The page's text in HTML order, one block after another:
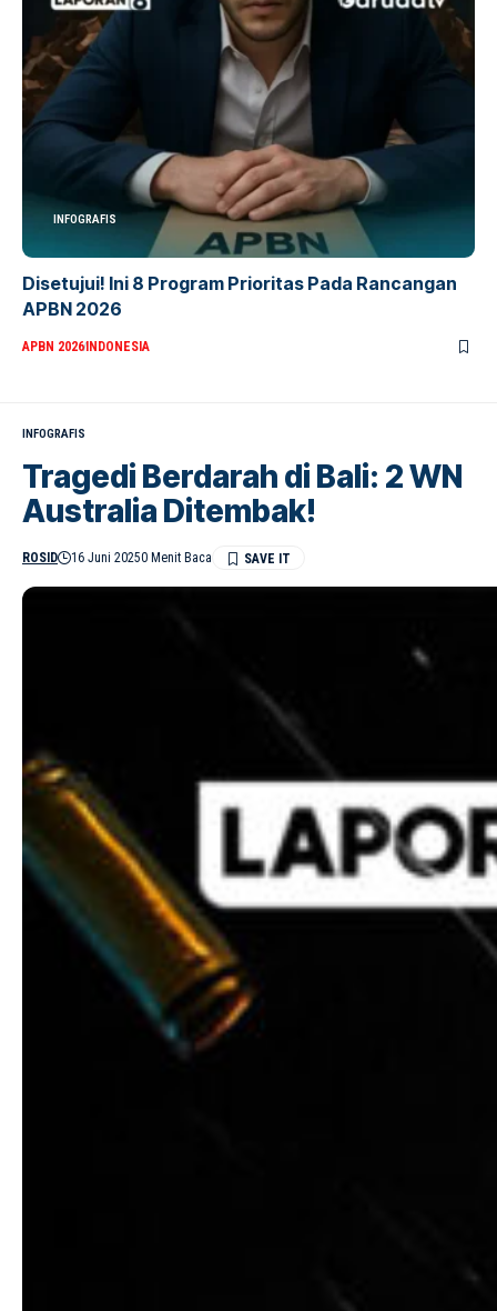
INFOGRAFIS
Disetujui! Ini 8 Program Prioritas Pada Rancangan
APBN 2026
APBN 2026INDONESIA
INFOGRAFIS
Tragedi Berdarah di Bali: 2 WN
Australia Ditembak!
ROSID 16 Juni 20250 Menit Baca